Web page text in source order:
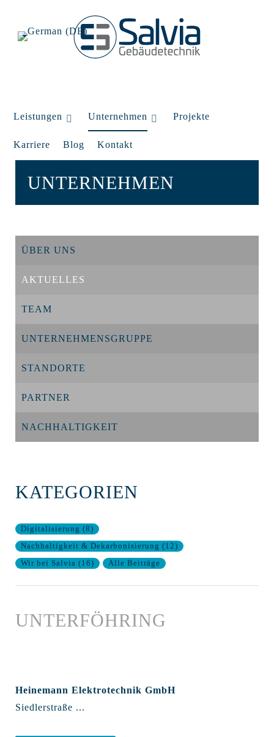
Leistungen Unternehmen Projekte
Karriere Blog Kontakt
UNTERNEHMEN
ÜBER UNS
AKTUELLES
TEAM
UNTERNEHMENSGRUPPE
STANDORTE
PARTNER
NACHHALTIGKEIT
KATEGORIEN
Digitalisierung (8)
Nachhaltigkeit & Dekarbonisierung (12)
Wir bei Salvia (16) Alle Beiträge
UNTERFÖHRING
Heinemann Elektrotechnik GmbH
Siedlerstraße ...